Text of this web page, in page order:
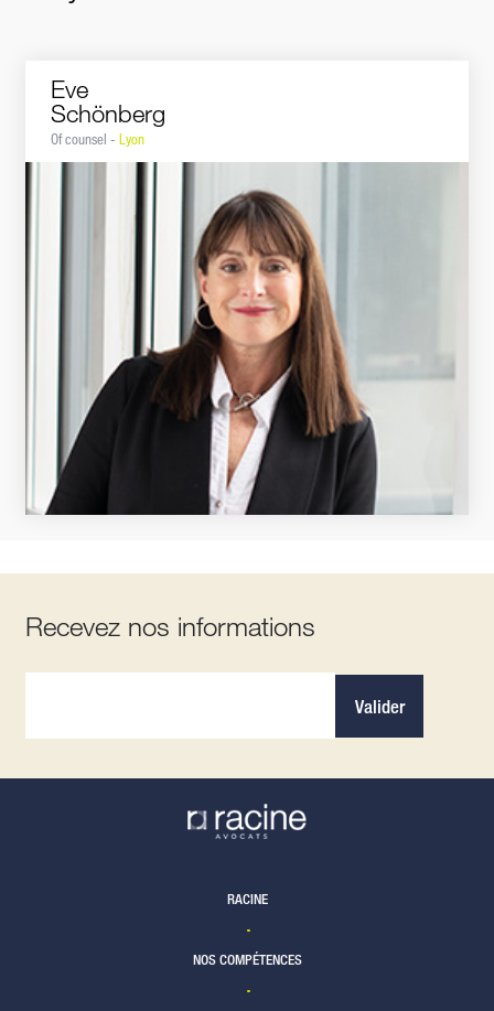
Eve
Schönberg
Of counsel - Lyon
Recevez nos informations
Valider
RACINE
NOS COMPÉTENCES